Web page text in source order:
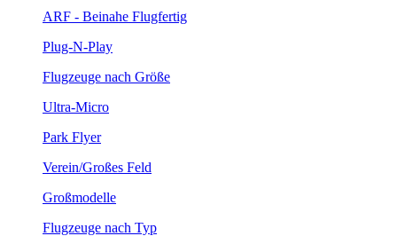
ARF - Beinahe Flugfertig
Plug-N-Play
Flugzeuge nach Größe
Ultra-Micro
Park Flyer
Verein/Großes Feld
Großmodelle
Flugzeuge nach Typ